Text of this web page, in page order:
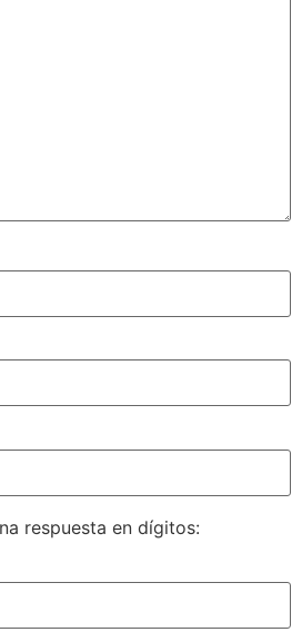
respuesta en dígitos: